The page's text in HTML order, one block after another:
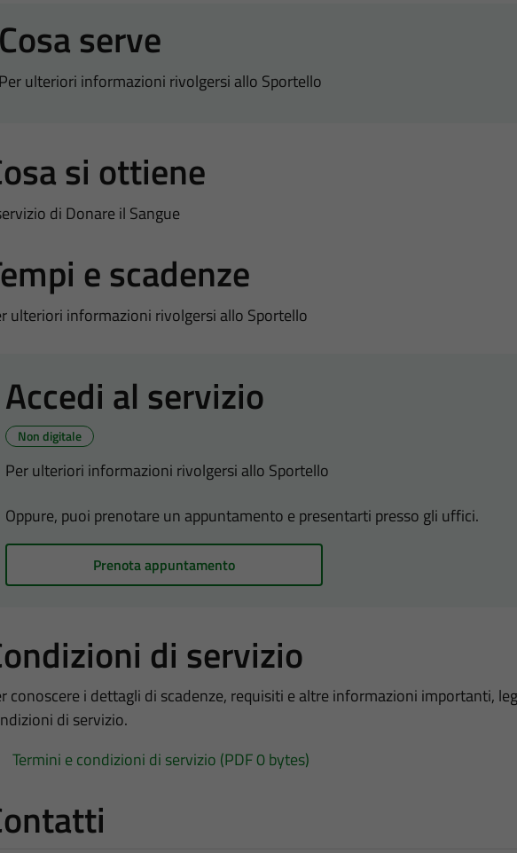
Cosa serve
Per ulteriori informazioni rivolgersi allo Sportello
si ottiene
di Donare il Sangue
e scadenze
ulteriori informazioni rivolgersi allo Sportello
Accedi al servizio
Non digitale
Per ulteriori informazioni rivolgersi allo Sportello
Oppure, puoi prenotare un appuntamento e presentarti presso gli uffici.
Prenota appuntamento
di servizio
conoscere i dettagli di scadenze, requisiti e altre informazioni importanti,
di servizio.
Termini e condizioni di servizio (PDF 0 bytes)